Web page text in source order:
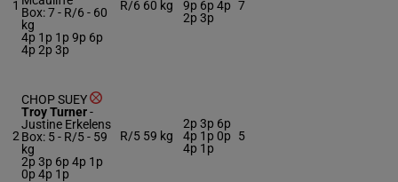
1 Box: 7 - R/6 - 60
kg
4p 1p 1p 9p 6p
4p 2p 3p
R/6 60 kg
9p 6p 4p
2p 3p
7
2
CHOP SUEY
Troy Turner-
Justine Erkelens
Box: 5 - R/5 - 59
kg
2p 3p 6p 4p 1p
0p 4p 1p
R/5 59 kg
2p 3p 6p
4p 1p 0p
4p 1p
5